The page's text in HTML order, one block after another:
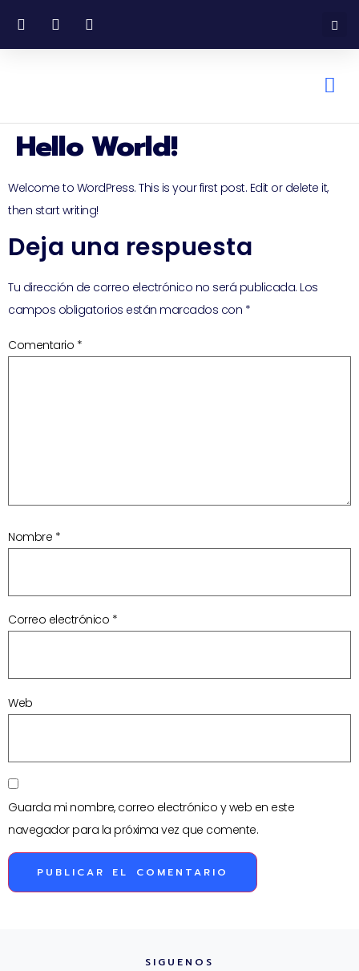
Hello World!
Welcome to WordPress. This is your first post. Edit or delete it,
then start writing!
Deja una respuesta
Tu dirección de correo electrónico no será publicada. Los
campos obligatorios están marcados con *
Comentario *
Nombre *
Correo electrónico *
Web
Guarda mi nombre, correo electrónico y web en este
navegador para la próxima vez que comente.
SIGUENOS